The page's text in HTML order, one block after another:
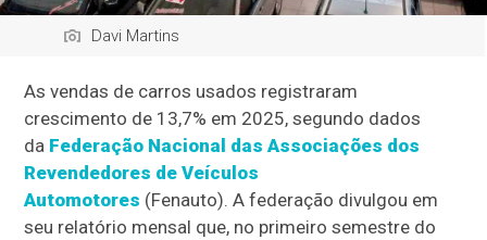
Davi Martins
As vendas de carros usados registraram
crescimento de 13,7% em 2025, segundo dados
da Federação Nacional das Associações dos
Revendedores de Veículos
Automotores (Fenauto ). A federação divulgou em
seu relatório mensal que, no primeiro semestre do